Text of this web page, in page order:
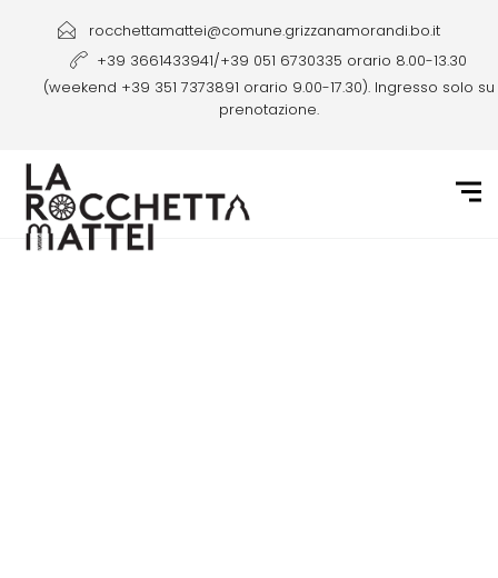
rocchettamattei@comune.grizzanamorandi.bo.it
+39 3661433941/+39 051 6730335 orario 8.00-13.30
(weekend +39 351 7373891 orario 9.00-17.30). Ingresso solo su
prenotazione.